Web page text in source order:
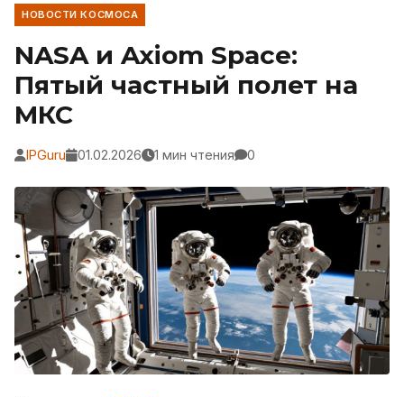
НОВОСТИ КОСМОСА
NASA и Axiom Space:
Пятый частный полет на
МКС
IPGuru 01.02.2026 1 мин чтения 0